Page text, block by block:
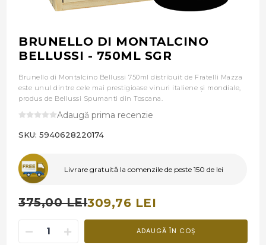
BRUNELLO DI MONTALCINO
BELLUSSI - 750ML SGR
Brunello di Montalcino Bellussi 750ml distribuit de Fratelli Mazza
este unul dintre cele mai prestigioase vinuri italiene și mondiale,
produs de Bellussi Spumanti din Toscana.
Adaugă prima recenzie
SKU: 5940628220174
Livrare gratuită la comenzile de peste 150 de lei
375,00 LEI309,76 LEI
ADAUGĂ ÎN COȘ